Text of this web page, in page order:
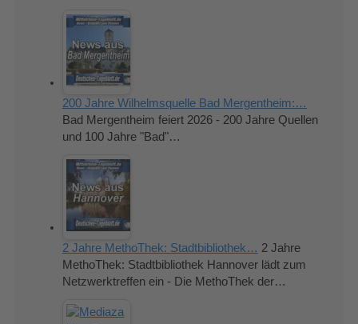
200 Jahre Wilhelmsquelle Bad Mergentheim:…
Bad Mergentheim feiert 2026 - 200 Jahre Quellen
und 100 Jahre "Bad"…
2 Jahre MethoThek: Stadtbibliothek… 2 Jahre
MethoThek: Stadtbibliothek Hannover lädt zum
Netzwerktreffen ein - Die MethoThek der…